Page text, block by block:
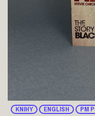
KNIHY ENGLISH PM